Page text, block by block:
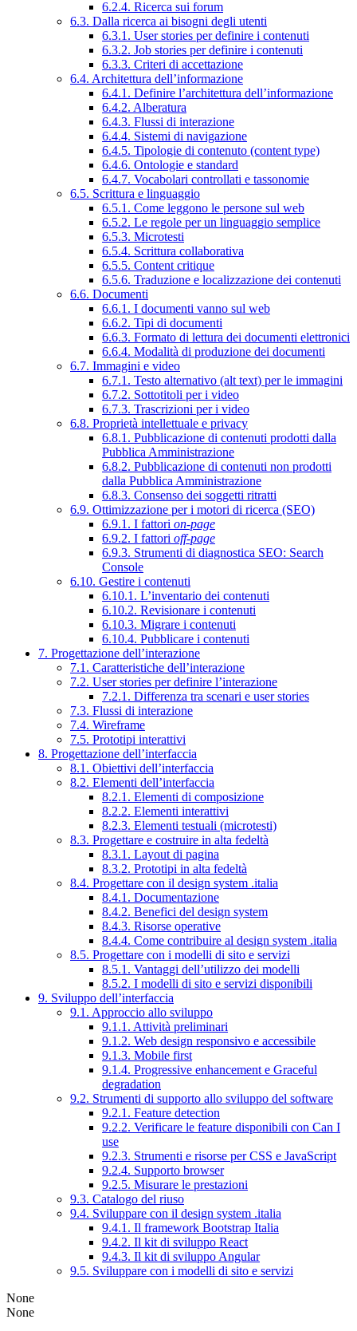
6.2.4. Ricerca sui forum
6.3. Dalla ricerca ai bisogni degli utenti
6.3.1. User stories per definire i contenuti
6.3.2. Job stories per definire i contenuti
6.3.3. Criteri di accettazione
6.4. Architettura dell’informazione
6.4.1. Definire l’architettura dell’informazione
6.4.2. Alberatura
6.4.3. Flussi di interazione
6.4.4. Sistemi di navigazione
6.4.5. Tipologie di contenuto (content type)
6.4.6. Ontologie e standard
6.4.7. Vocabolari controllati e tassonomie
6.5. Scrittura e linguaggio
6.5.1. Come leggono le persone sul web
6.5.2. Le regole per un linguaggio semplice
6.5.3. Microtesti
6.5.4. Scrittura collaborativa
6.5.5. Content critique
6.5.6. Traduzione e localizzazione dei contenuti
6.6. Documenti
6.6.1. I documenti vanno sul web
6.6.2. Tipi di documenti
6.6.3. Formato di lettura dei documenti elettronici
6.6.4. Modalità di produzione dei documenti
6.7. Immagini e video
6.7.1. Testo alternativo (alt text) per le immagini
6.7.2. Sottotitoli per i video
6.7.3. Trascrizioni per i video
6.8. Proprietà intellettuale e privacy
6.8.1. Pubblicazione di contenuti prodotti dalla
Pubblica Amministrazione
6.8.2. Pubblicazione di contenuti non prodotti
dalla Pubblica Amministrazione
6.8.3. Consenso dei soggetti ritratti
6.9. Ottimizzazione per i motori di ricerca (SEO)
6.9.1. I fattori on-page
6.9.2. I fattori off-page
6.9.3. Strumenti di diagnostica SEO: Search
Console
6.10. Gestire i contenuti
6.10.1. L’inventario dei contenuti
6.10.2. Revisionare i contenuti
6.10.3. Migrare i contenuti
6.10.4. Pubblicare i contenuti
7. Progettazione dell’interazione
7.1. Caratteristiche dell’interazione
7.2. User stories per definire l’interazione
7.2.1. Differenza tra scenari e user stories
7.3. Flussi di interazione
7.4. Wireframe
7.5. Prototipi interattivi
8. Progettazione dell’interfaccia
8.1. Obiettivi dell’interfaccia
8.2. Elementi dell’interfaccia
8.2.1. Elementi di composizione
8.2.2. Elementi interattivi
8.2.3. Elementi testuali (microtesti)
8.3. Progettare e costruire in alta fedeltà
8.3.1. Layout di pagina
8.3.2. Prototipi in alta fedeltà
8.4. Progettare con il design system .italia
8.4.1. Documentazione
8.4.2. Benefici del design system
8.4.3. Risorse operative
8.4.4. Come contribuire al design system .italia
8.5. Progettare con i modelli di sito e servizi
8.5.1. Vantaggi dell’utilizzo dei modelli
8.5.2. I modelli di sito e servizi disponibili
9. Sviluppo dell’interfaccia
9.1. Approccio allo sviluppo
9.1.1. Attività preliminari
9.1.2. Web design responsivo e accessibile
9.1.3. Mobile first
9.1.4. Progressive enhancement e Graceful
degradation
9.2. Strumenti di supporto allo sviluppo del software
9.2.1. Feature detection
9.2.2. Verificare le feature disponibili con Can I
use
9.2.3. Strumenti e risorse per CSS e JavaScript
9.2.4. Supporto browser
9.2.5. Misurare le prestazioni
9.3. Catalogo del riuso
9.4. Sviluppare con il design system .italia
9.4.1. Il framework Bootstrap Italia
9.4.2. Il kit di sviluppo React
9.4.3. Il kit di sviluppo Angular
9.5. Sviluppare con i modelli di sito e servizi
None
None